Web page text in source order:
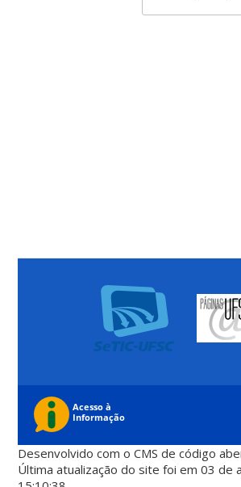
Desenvolvido com o CMS de código
Última atualização do site foi em 03 de